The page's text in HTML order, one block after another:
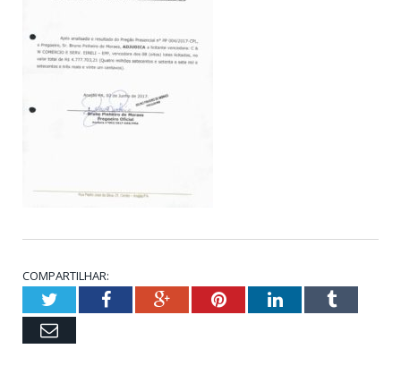
COMPARTILHAR:
TwitterFacebookGoogle+PinterestLinkedInTumblr
Email